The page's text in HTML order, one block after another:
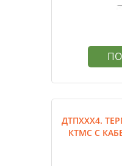
ДТПХХХ4.
КТМС С